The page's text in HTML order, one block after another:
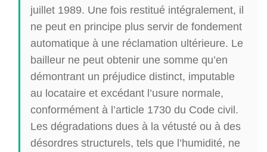
juillet 1989. Une fois restitué intégralement, il
ne peut en principe plus servir de fondement
automatique à une réclamation ultérieure. Le
bailleur ne peut obtenir une somme qu’en
démontrant un préjudice distinct, imputable
au locataire et excédant l’usure normale,
conformément à l’article 1730 du Code civil.
Les dégradations dues à la vétusté ou à des
désordres structurels, tels que l’humidité, ne